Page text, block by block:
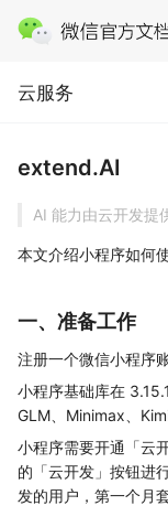
云服务
云服务
extend.AI
AI 能力由云开发提
本文介绍小程序如何
一、准备工作
注册一个微信小程序
小程序基础库在
GLM、Minimax、
小程序需要开通「云
的「云开发」按钮进
发的用户，第一个月